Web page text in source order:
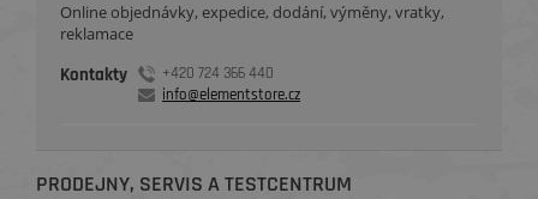
Online objednávky, expedice, dodání, výměny, vratky,
reklamace
Kontakty
+420 724 366 440
info@elementstore.cz
PRODEJNY, SERVIS A TESTCENTRUM